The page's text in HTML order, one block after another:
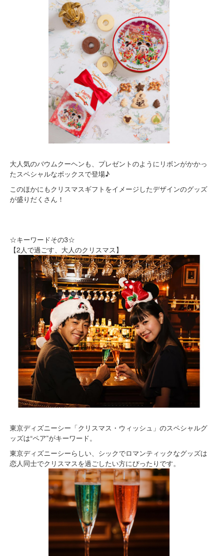
大人気のバウムクーヘンも、プレゼントのようにリボンがかかっ
たスペシャルなボックスで登場♪
このほかにもクリスマスギフトをイメージしたデザインのグッズ
が盛りだくさん！
☆キーワードその3☆
【2人で過ごす、大人のクリスマス】
東京ディズニーシー「クリスマス・ウィッシュ」のスペシャルグ
ッズは“ペア”がキーワード。
東京ディズニーシーらしい、シックでロマンティックなグッズは
恋人同士でクリスマスを過ごしたい方にぴったりです。